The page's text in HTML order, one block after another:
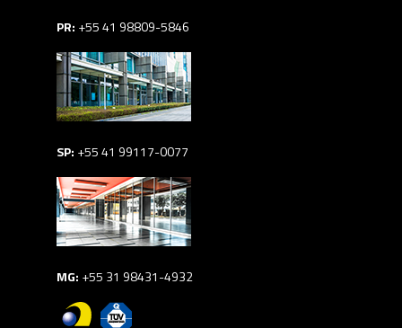
PR: +55 41 98809-5846
SP: +55 41 99117-0077
MG: +55 31 98431-4932